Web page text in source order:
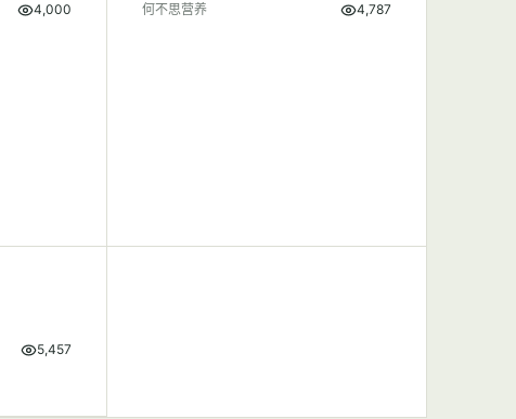
4,000 何不思营养 4,787
5,457